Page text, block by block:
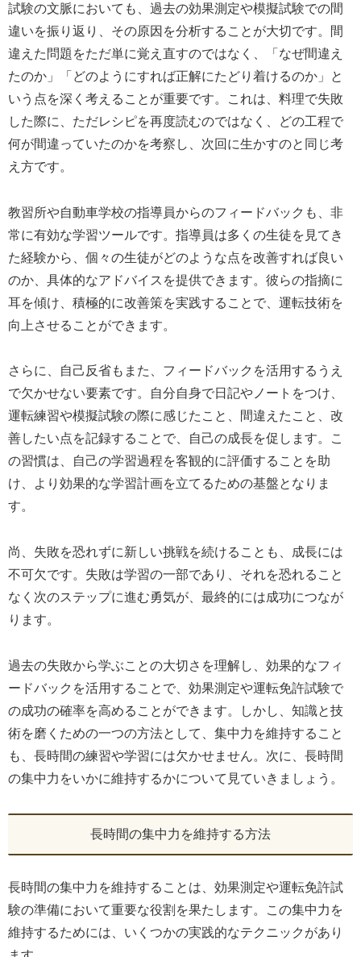
試験の文脈においても、過去の効果測定や模擬試験での間
違いを振り返り、その原因を分析することが大切です。間
違えた問題をただ単に覚え直すのではなく、「なぜ間違え
たのか」「どのようにすれば正解にたどり着けるのか」と
いう点を深く考えることが重要です。これは、料理で失敗
した際に、ただレシピを再度読むのではなく、どの工程で
何が間違っていたのかを考察し、次回に生かすのと同じ考
え方です。
教習所や自動車学校の指導員からのフィードバックも、非
常に有効な学習ツールです。指導員は多くの生徒を見てき
た経験から、個々の生徒がどのような点を改善すれば良い
のか、具体的なアドバイスを提供できます。彼らの指摘に
耳を傾け、積極的に改善策を実践することで、運転技術を
向上させることができます。
さらに、自己反省もまた、フィードバックを活用するうえ
で欠かせない要素です。自分自身で日記やノートをつけ、
運転練習や模擬試験の際に感じたこと、間違えたこと、改
善したい点を記録することで、自己の成長を促します。こ
の習慣は、自己の学習過程を客観的に評価することを助
け、より効果的な学習計画を立てるための基盤となりま
す。
尚、失敗を恐れずに新しい挑戦を続けることも、成長には
不可欠です。失敗は学習の一部であり、それを恐れること
なく次のステップに進む勇気が、最終的には成功につなが
ります。
過去の失敗から学ぶことの大切さを理解し、効果的なフィ
ードバックを活用することで、効果測定や運転免許試験で
の成功の確率を高めることができます。しかし、知識と技
術を磨くための一つの方法として、集中力を維持すること
も、長時間の練習や学習には欠かせません。次に、長時間
の集中力をいかに維持するかについて見ていきましょう。
長時間の集中力を維持する方法
長時間の集中力を維持することは、効果測定や運転免許試
験の準備において重要な役割を果たします。この集中力を
維持するためには、いくつかの実践的なテクニックがあり